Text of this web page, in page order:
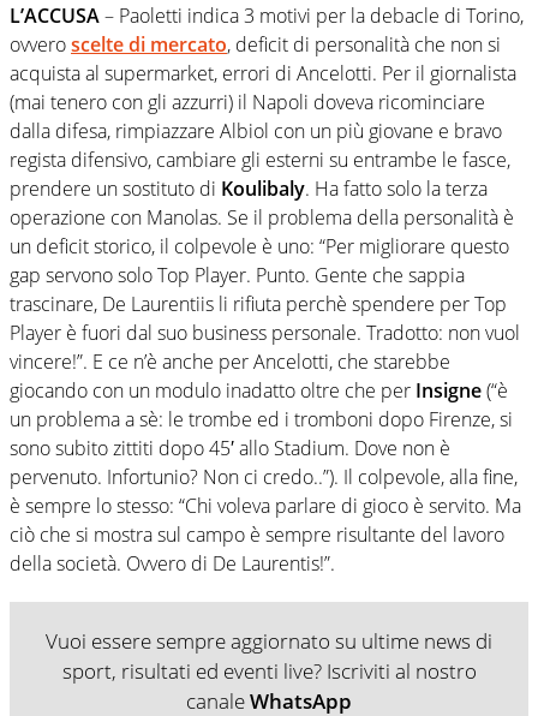
L’ACCUSA– Paoletti indica 3 motivi per la debacle di Torino,
ovveroscelte di mercato, deficit di personalità che non si
acquista al supermarket, errori di Ancelotti. Per il giornalista
(mai tenero con gli azzurri) il Napoli doveva ricominciare
dalla difesa, rimpiazzare Albiol con un più giovane e bravo
regista difensivo, cambiare gli esterni su entrambe le fasce,
prendere un sostituto di Koulibaly. Ha fatto solo la terza
operazione con Manolas. Se il problema della personalità è
un deficit storico, il colpevole è uno: “Per migliorare questo
gap servono solo Top Player. Punto. Gente che sappia
trascinare, De Laurentiis li rifiuta perchè spendere per Top
Player è fuori dal suo business personale. Tradotto: non vuol
vincere!”. E ce n’è anche per Ancelotti, che starebbe
giocando con un modulo inadatto oltre che per Insigne(“è
un problema a sè: le trombe ed i tromboni dopo Firenze, si
sono subito zittiti dopo 45′ allo Stadium. Dove non è
pervenuto. Infortunio? Non ci credo..”). Il colpevole, alla fine,
è sempre lo stesso: “Chi voleva parlare di gioco è servito. Ma
ciò che si mostra sul campo è sempre risultante del lavoro
della società. Ovvero di De Laurentis!”.
Vuoi essere sempre aggiornato su ultime news di
sport, risultati ed eventi live? Iscriviti al nostro
canaleWhatsApp